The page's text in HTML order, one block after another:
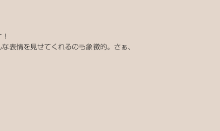
表情を見せてくれるのも象徴的。さぁ、